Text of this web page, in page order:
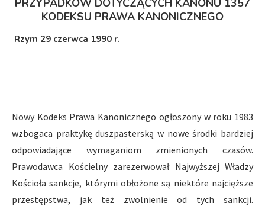
PRZYPADKÓW DOTYCZĄCYCH KANONU 1357
KODEKSU PRAWA KANONICZNEGO
Rzym 29 czerwca 1990 r.
Nowy Kodeks Prawa Kanonicznego ogłoszony w roku 1983
wzbogaca praktykę duszpasterską w nowe środki bardziej
odpowiadające wymaganiom zmienionych czasów.
Prawodawca Kościelny zarezerwował Najwyższej Władzy
Kościoła sankcje, którymi obłożone są niektóre najcięższe
przestępstwa, jak też zwolnienie od tych sankcji.